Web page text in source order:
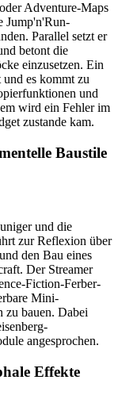
Adventure-Maps
Jump'n'Run-
Parallel setzt er
betont die
einzusetzen. Ein
es kommt zu
und
wird ein Fehler im
zustande kam.
Baustile
und die
zur Reflexion über
den Bau eines
Der Streamer
Fiction-Ferber-
Mini-
zu bauen. Dabei
angesprochen.
Effekte